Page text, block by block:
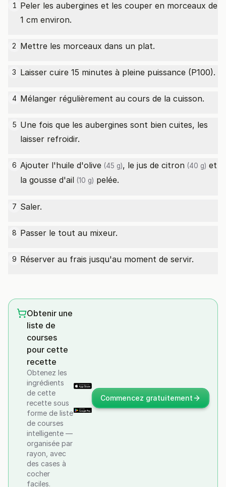
1 Peler les aubergines et les couper en morceaux de
1 cm environ.
2 Mettre les morceaux dans un plat.
3 Laisser cuire 15 minutes à pleine puissance (P100).
4 Mélanger régulièrement au cours de la cuisson.
5 Une fois que les aubergines sont bien cuites, les
laisser refroidir.
6 Ajouter l'huile d'olive (45 g), le jus de citron (40 g) et
la gousse d'ail (10 g) pelée.
7 Saler.
8 Passer le tout au mixeur.
9 Réserver au frais jusqu'au moment de servir.
Obtenir une
liste de
courses
pour cette
recette
Obtenez les
ingrédients
de cette
recette sous
forme de liste
de courses
intelligente —
organisée par
rayon, avec
des cases à
cocher
faciles.
Commencez gratuitement